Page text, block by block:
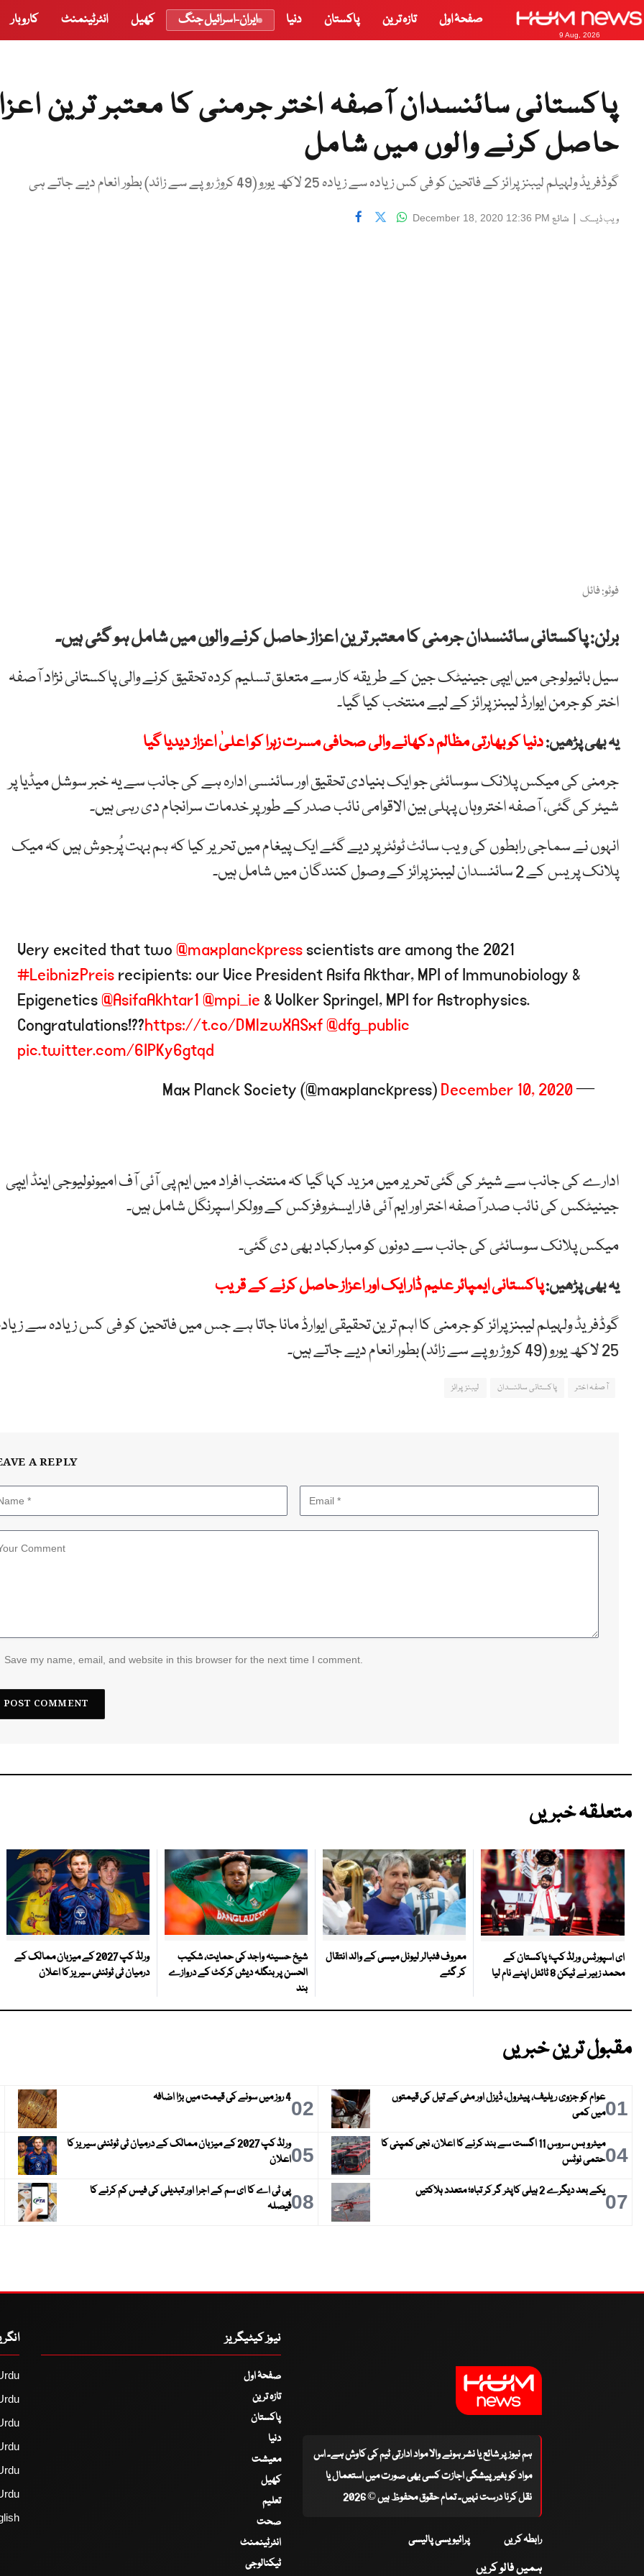
9 Aug, 2026
صفحۂ اول تازہ ترین پاکستان دنیا ایران-اسرائیل جنگ کھیل انٹرٹینمنٹ کاروبار
پاکستانی سائنسدان آصفہ اختر جرمنی کا معتبر ترین
حاصل کرنے والوں میں شامل
گوڈفریڈ ولہیلم لیبنز پرائز کے فاتحین کو فی کس زیادہ سے زیادہ 25 لاکھ یورو (49 کروڑ روپے سے زائد) بطور انعام دیے جاتے ہی
ویب ڈیسک | شائع December 18, 2020 12:36 PM
فوٹو: فائل
برلن: پاکستانی سائنسدان جرمنی کا معتبر ترین اعزاز حاصل کرنے والوں میں شامل ہو گئی ہیں۔
سیل بائیولوجی میں ایپی جینیٹک جین کے طریقہ کار سے متعلق تسلیم کردہ تحقیق کرنے والی پاکستانی نژاد آصفہ
اختر کو جرمن ایوارڈ لیبنز پرائز کے لیے منتخب کیا گیا۔
یہ بھی پڑھیں:دنیا کو بھارتی مظالم دکھانے والی صحافی مسرت زہرا کو اعلیٰ اعزاز دیدیا گیا
جرمنی کی میکس پلانک سوسائٹی جو ایک بنیادی تحقیق اور سائنسی ادارہ ہے کی جانب سے یہ خبر سوشل میڈیا پر
شیئر کی گئی، آصفہ اختر وہاں پہلی بین الاقوامی نائب صدر کے طور پر خدمات سرانجام دی رہی ہیں۔
انہوں نے سماجی رابطوں کی ویب سائٹ ٹوئٹر پر دیے گئے ایک پیغام میں تحریر کیا کہ ہم بہت پُرجوش ہیں کہ میک
پلانک پریس کے 2 سائنسدان لیبنز پرائز کے وصول کنندگان میں شامل ہیں۔
Very excited that two@maxplanckpressscientists are among the 2021
#LeibnizPreisrecipients: our Vice President Asifa Akthar, MPI of Immunobiology &
Epigenetics@AsifaAkhtar1@mpi_ie & Volker Springel, MPI for Astrophysics.
Congratulations!??https://t.co/DMlzwXASxf@dfg_public
pic.twitter.com/6IPKy6gtqd
— Max Planck Society (@maxplanckpress)
December 10, 2020
ادارے کی جانب سے شیئر کی گئی تحریر میں مزید کہا گیا کہ منتخب افراد میں ایم پی آئی آف امیونولیوجی اینڈ ایپی
جینیٹکس کی نائب صدر آصفہ اختر اور ایم آئی فار ایسٹروفزکس کے وولکر اسپرنگل شامل ہیں۔
میکس پلانک سوسائٹی کی جانب سے دونوں کو مبارکباد بھی دی گئی۔
یہ بھی پڑھیں:پاکستانی ایمپائر علیم ڈار ایک اور اعزاز حاصل کرنے کے قریب
گوڈفریڈ ولہیلم لیبنز پرائز کو جرمنی کا اہم ترین تحقیقی ایوارڈ مانا جاتا ہے جس میں فاتحین کو فی کس زیادہ سے
25 لاکھ یورو (49 کروڑ روپے سے زائد) بطور انعام دیے جاتے ہیں۔
آصفہ اختر پاکستانی سائنسدان لیبنز پرائز
A REPLY
Save my name, email, and website in this browser for the next time I comment.
متعلقہ خبریں
ای اسپورٹس ورلڈ کپ؛ پاکستان کے
محمد زبیر نے ٹیکن 8 ٹائٹل اپنے نام لیا
معروف فٹبالر لیونل میسی کے والد انتقال
کر گئے
شیخ حسینہ واجد کی حمایت، شکیب
الحسن پر بنگلہ دیش کرکٹ کے دروازے
بند
ورلڈ کپ 2027 کے میزبان ممالک کے
درمیان ٹی ٹوئنٹی سیریز کا اعلان
مقبول ترین خبریں
01عوام کو جزوی ریلیف، پیٹرول، ڈیزل اور مٹی کے تیل کی قیمتوں
میں کمی
024 روز میں سونے کی قیمت میں بڑا اضافہ
04
میٹرو بس سروس 11 اگست سے بند کرنے کا اعلان، نجی کمپنی کا
حتمی نوٹس
05
ورلڈ کپ 2027 کے میزبان ممالک کے درمیان ٹی ٹوئنٹی سیریز کا
اعلان
07یکے بعد دیگرے 2 ہیلی کاپٹر گر کر تباہ؛ متعدد ہلاکتیں 08پی ٹی اے کا ای سم کے اجرا اور تبدیلی کی فیس کم کرنے کا
فیصلہ
ہم نیوز پر شائع یا نشر ہونے والا مواد ادارتی ٹیم کی کاوش ہے۔ اس
مواد کو بغیر پیشگی اجازت کسی بھی صورت میں استعمال یا
نقل کرنا درست نہیں۔ تمام حقوق محفوظ ہیں © 2026
رابطہ کریں پرائیویسی پالیسی
ہمیں فالو کریں
نیوز کیٹیگریز
صفحۂ اول
تازہ ترین
پاکستان
دنیا
معیشت
کھیل
تعلیم
صحت
انٹرٹینمنٹ
ٹیکنالوجی